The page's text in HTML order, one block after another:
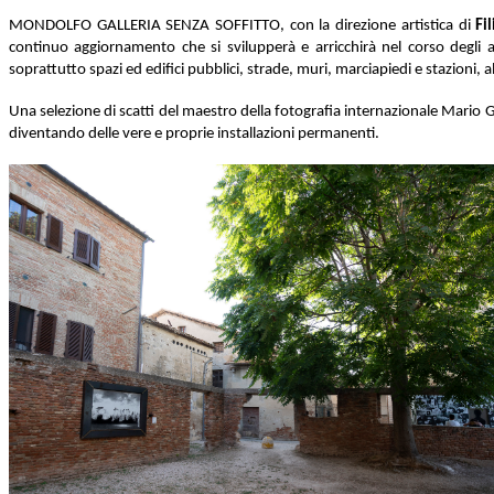
MONDOLFO GALLERIA SENZA SOFFITTO, con la direzione artistica di
continuo aggiornamento che si svilupperà e arricchirà nel corso degli
soprattutto spazi ed edifici pubblici, strade, muri, marciapiedi e stazioni,
Una selezione di scatti del maestro della fotografia internazionale
diventando delle vere e proprie installazioni permanenti.